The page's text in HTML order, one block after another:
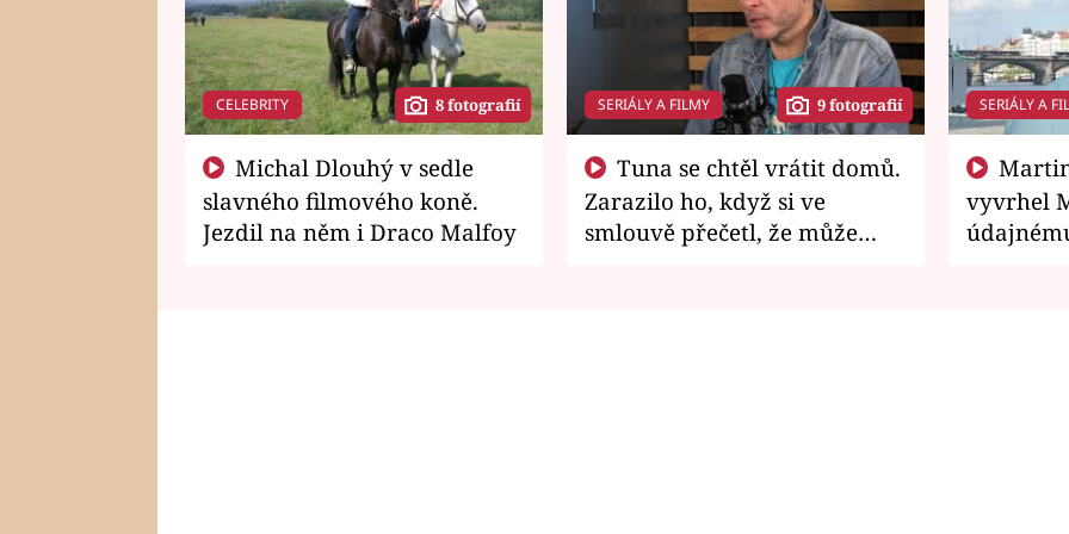
CELEBRITY 8 fotografií
slavného filmového koně.
Jezdil na něm i Draco Malfoy
SERIÁLY A FILMY 9 fotografií
Zarazilo ho, když si ve
smlouvě přečetl, že může
SERIÁLY A
vyvrhel